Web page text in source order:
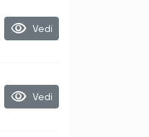
visibility Vedi
visibility Vedi